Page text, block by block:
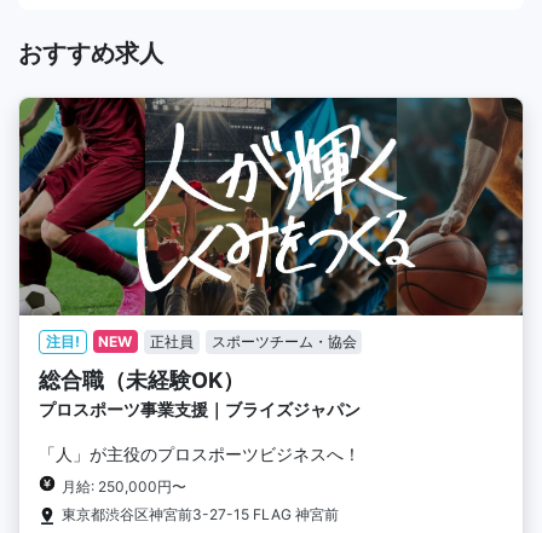
おすすめ求人
注目! NEW 正社員 スポーツチーム・協会
総合職（未経験OK）
プロスポーツ事業支援｜ブライズジャパン
「人」が主役のプロスポーツビジネスへ！
月給: 250,000円〜
東京都渋谷区神宮前3-27-15 FLAG 神宮前